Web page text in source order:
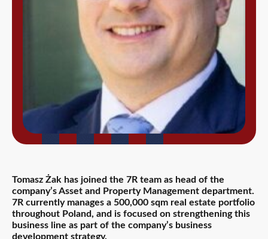
Tomasz Żak has joined the 7R team as head of the
company’s Asset and Property Management department.
7R currently manages a 500,000 sqm real estate portfolio
throughout Poland, and is focused on strengthening this
business line as part of the company’s business
development strategy.